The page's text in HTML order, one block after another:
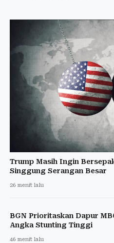
Trump Masih Ingin
Singgung Serangan Besar
26 menit lalu
BGN Prioritaskan Dapur
Angka Stunting Tinggi
46 menit lalu